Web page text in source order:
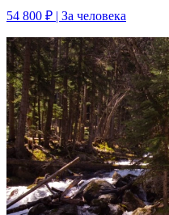
54 800 ₽ | За человека